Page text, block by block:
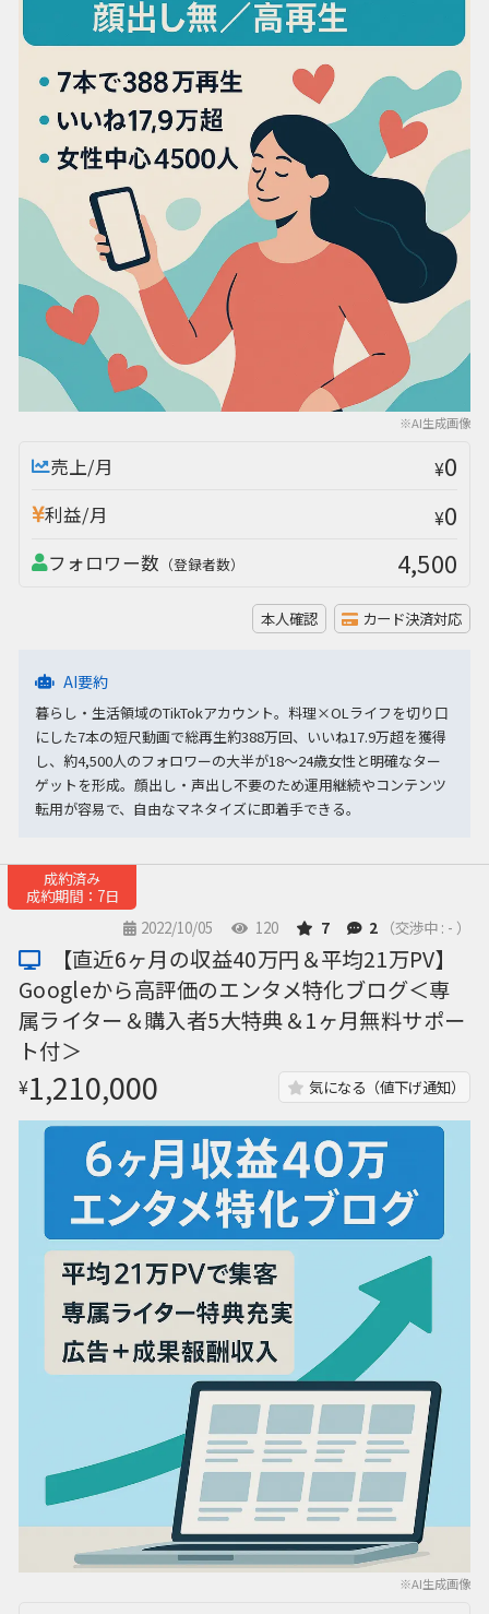
※AI生成画像
売上/月 ¥0
利益/月 ¥0
フォロワー数 （登録者数） 4,500
本人確認 カード決済対応
AI要約
暮らし・生活領域のTikTokアカウント。料理×OLライフを切り口
にした7本の短尺動画で総再生約388万回、いいね17.9万超を獲得
し、約4,500人のフォロワーの大半が18〜24歳女性と明確なター
ゲットを形成。顔出し・声出し不要のため運用継続やコンテンツ
転用が容易で、自由なマネタイズに即着手できる。
成約済み
成約期間：7日
2022/10/05
120 7 2 （交渉中 : - ）
※AI生成画像
【直近6ヶ月の収益40万円＆平均21万PV】
Googleから高評価のエンタメ特化ブログ＜専
属ライター＆購入者5大特典＆1ヶ月無料サポー
ト付＞
¥1,210,000 気になる（値下げ通知）